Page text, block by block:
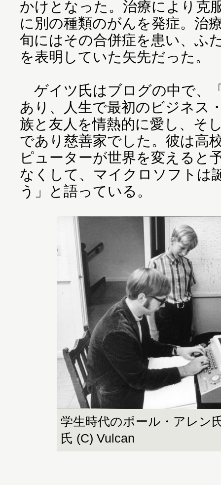
かけとなった。治療により克
に別の種類のがんを発症。治
旬にはその合併症を患い、ふ
を表明していた矢先だった。
ゲイツ氏はブログの中で、
あり、人生で最初のビジネス
族と友人を情熱的に愛し、そ
であり慈善家でした。彼は高
ピューターが世界を変えると
なくして、マイクロソフトは
う」と語っている。
学生時代のポール・アレン
氏 (C) Vulcan